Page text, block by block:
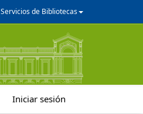
Servicios de Bibliotecas
Iniciar sesión